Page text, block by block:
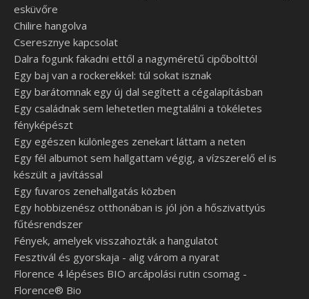
esküvőre
Chilire hangolva
Cseresznye kapcsolat
Dalra fogunk fakadni ettől a nagyméretű cipőbolttól
Egy baj van a rockerekkel: túl sokat isznak
Egy barátomnak egy új dal segített a cégalapításban
Egy családnak sem lehetetlen megtalálni a tökéletes
fényképészt
Egy egészen különleges zenekart láttam a neten
Egy fél albumot sem hallgattam végig, a vízszerelő el is
készült a javítással
Egy fuvaros zenehallgatás közben
Egy hobbizenész otthonában is jól jön a hőszivattyús
fűtésrendszer
Fények, amelyek visszahozták a hangulatot
Fesztivál és gyorskaja - alig várom a nyarat
Florence 4 lépéses BIO arcápolási rutin csomag -
Florence® Bio